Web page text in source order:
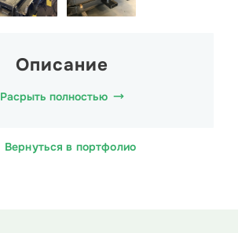
Описание
Расрыть полностью
Вернуться в портфолио